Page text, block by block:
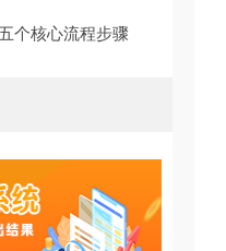
个核心流程步骤